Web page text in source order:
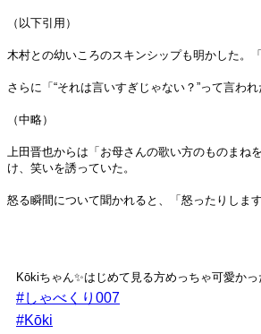
（以下引用）
木村との幼いころのスキンシップも明かした。
さらに「“それは言いすぎじゃない？”って言わ
（中略）
上田晋也からは「お母さんの歌い方のものまね
け、笑いを誘っていた。
怒る瞬間について聞かれると、「怒ったりしま
Kōkiちゃん✨はじめて見る方めっちゃ可愛かっ
#しゃべくり007
#Kōki